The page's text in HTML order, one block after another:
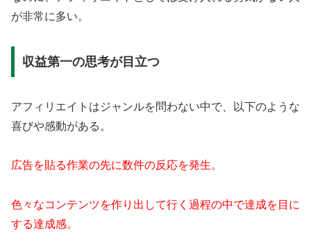
が非常に多い。
収益第一の思考が目立つ
アフィリエイトはジャンルを問わない中で、以下のような
喜びや感動がある。
広告を貼る作業の先に数件の反応を発生。
色々なコンテンツを作り出して行く過程の中で達成を目に
する達成感。